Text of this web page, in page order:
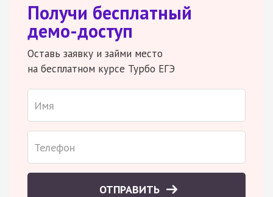
Получи бесплатный
демо-доступ
Оставь заявку и займи место
на бесплатном курсе Турбо ЕГЭ
ОТПРАВИТЬ